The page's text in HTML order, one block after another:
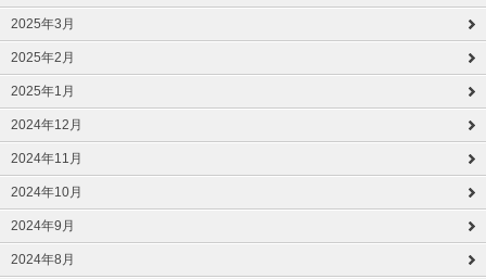
2025年3月
2025年2月
2025年1月
2024年12月
2024年11月
2024年10月
2024年9月
2024年8月